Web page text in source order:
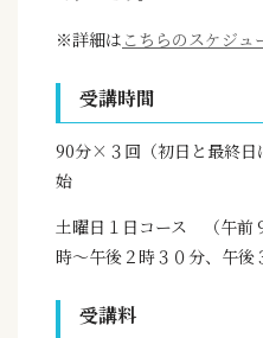
※詳細は こちらのスケジュ
受講時間
90分×３回（初日と最終日
始
土曜日１日コース （午前
時〜午後２時３０分、午後
受講料